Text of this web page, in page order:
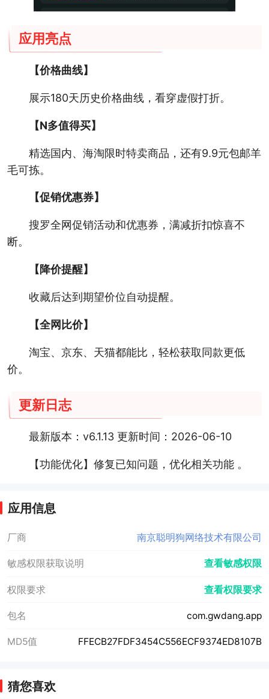
应用亮点
【价格曲线】
展示180天历史价格曲线，看穿虚假打折。
【N多值得买】
精选国内、海淘限时特卖商品，还有9.9元包邮羊
毛可拣。
【促销优惠券】
搜罗全网促销活动和优惠券，满减折扣惊喜不
断。
【降价提醒】
收藏后达到期望价位自动提醒。
【全网比价】
淘宝、京东、天猫都能比，轻松获取同款更低
价。
更新日志
最新版本：v6.1.13 更新时间：2026-06-10
【功能优化】修复已知问题，优化相关功能 。
应用信息
厂商 南京聪明狗网络技术有限公司
敏感权限获取说明 查看敏感权限
权限要求 查看权限要求
包名 com.gwdang.app
MD5值 FFECB27FDF3454C556ECF9374ED8107B
猜您喜欢